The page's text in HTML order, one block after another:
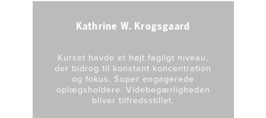
Kathrine W. Krogsgaard
Kurset havde et højt fagligt niveau,
der bidrog til konstant koncentration
og fokus. Super engagerede
oplægsholdere. Videbegærligheden
bliver tilfredsstillet.